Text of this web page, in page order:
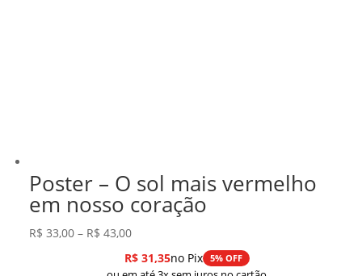
Poster – O sol mais vermelho
em nosso coração
R$ 33,00 – R$ 43,00Faixa
de
R$31,35no Pix 5% OFF